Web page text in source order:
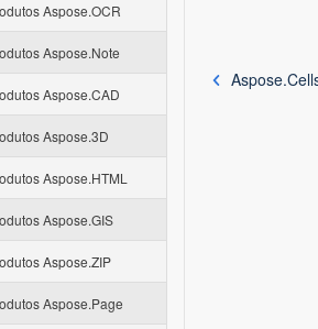
Aspose.OCR
Aspose.Note
Aspose.CAD
Aspose.3D
Aspose.HTML
Aspose.GIS
Aspose.ZIP
Aspose.Page